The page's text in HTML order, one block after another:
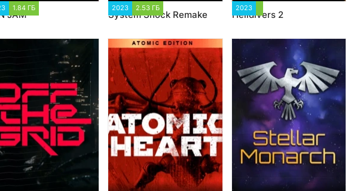
1.84 ГБ
JAM
2023 2.53 ГБ
System Shock Remake
2023
Helldivers 2